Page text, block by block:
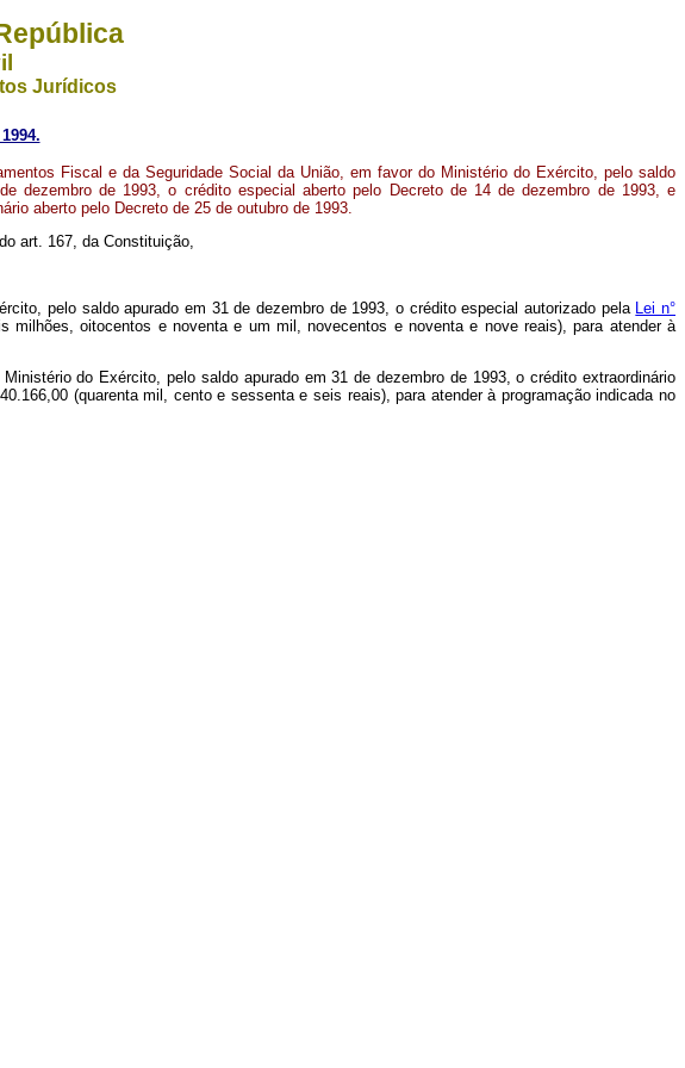
Jurídicos
Fiscal e da Seguridade Social da União, em favor do Ministério do Exército, pelo saldo
dezembro de 1993, o crédito especial aberto pelo Decreto de 14 de dezembro de 1993, e
aberto pelo Decreto de 25 de outubro de 1993.
art. 167, da Constituição,
pelo saldo apurado em 31 de dezembro de 1993, o crédito especial autorizado pela Lei n°
oitocentos e noventa e um mil, novecentos e noventa e nove reais), para atender à
do Exército, pelo saldo apurado em 31 de dezembro de 1993, o crédito extraordinário
(quarenta mil, cento e sessenta e seis reais), para atender à programação indicada no